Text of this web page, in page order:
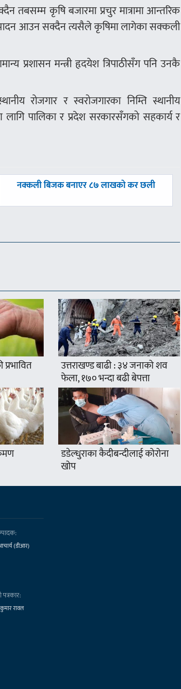
तबसम्म कृषि बजारमा प्रचुर मात्रामा आन्तरिक
आउन सक्दैन त्यसैले कृषिमा लागेका सक्कली
प्रशासन मन्त्री हृदयेश त्रिपाठीसँग पनि उनकै
रोजगार र स्वरोजगारका निम्ति स्थानीय
लागि पालिका र प्रदेश सरकारसँगको सहकार्य र
अघिल्लाे
नक्कली बिजक बनाएर ८७ लाखको कर छली
उत्तराखण्ड बाढी : ३४ जनाको शव
फेला, १७० भन्दा बढी बेपत्ता
डडेल्धुराका कैदीबन्दीलाई कोरोना
खोप
(डीआर)
पत्रकार:
रावल